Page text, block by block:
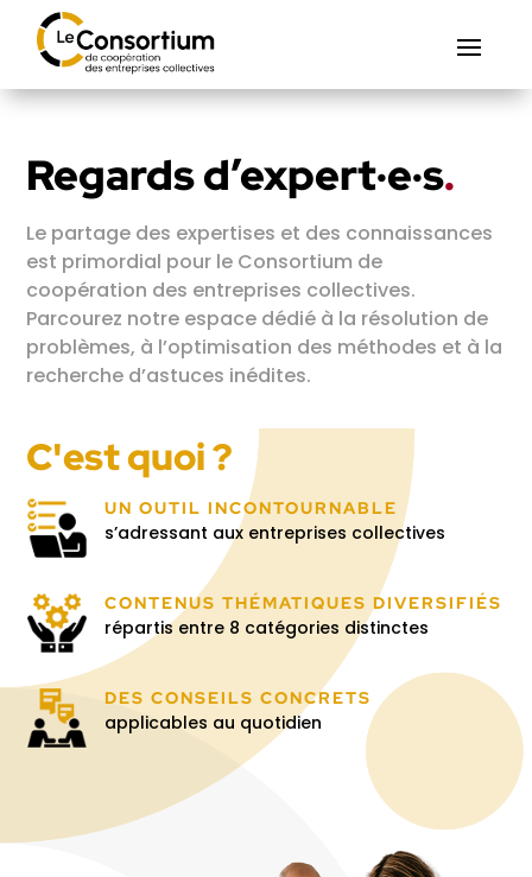
Regards d’expert·e·s.
Le partage des expertises et des connaissances
est primordial pour le Consortium de
coopération des entreprises collectives.
Parcourez notre espace dédié à la résolution de
problèmes, à l’optimisation des méthodes et à la
recherche d’astuces inédites.
C'est quoi ?
UN OUTIL INCONTOURNABLE
s’adressant aux entreprises collectives
CONTENUS THÉMATIQUES DIVERSIFIÉS
répartis entre 8 catégories distinctes
DES CONSEILS CONCRETS
applicables au quotidien